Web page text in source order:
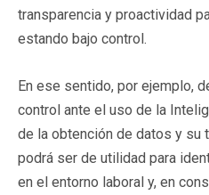
transparencia y proactividad
estando bajo control.
En ese sentido, por ejemplo,
control ante el uso de la
de la obtención de datos y su
podrá ser de utilidad para
en el entorno laboral y, en